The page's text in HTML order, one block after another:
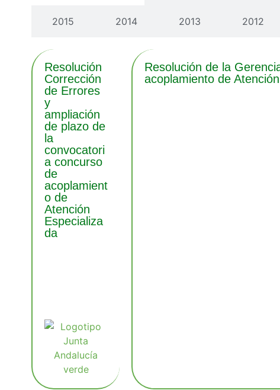
2015 2014 2013 2012
Resolución
Corrección
de Errores
y
ampliación
de plazo de
la
convocatori
a concurso
de
acoplamient
o de
Atención
Especializa
da
Resolución de la
acoplamiento de